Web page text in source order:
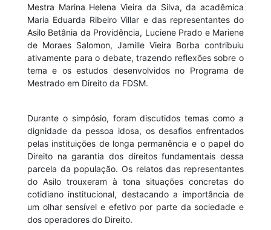
Mestra Marina Helena Vieira da Silva, da acadêmica
Maria Eduarda Ribeiro Villar e das representantes do
Asilo Betânia da Providência, Luciene Prado e Mariene
de Moraes Salomon, Jamille Vieira Borba contribuiu
ativamente para o debate, trazendo reflexões sobre o
tema e os estudos desenvolvidos no Programa de
Mestrado em Direito da FDSM.
Durante o simpósio, foram discutidos temas como a
dignidade da pessoa idosa, os desafios enfrentados
pelas instituições de longa permanência e o papel do
Direito na garantia dos direitos fundamentais dessa
parcela da população. Os relatos das representantes
do Asilo trouxeram à tona situações concretas do
cotidiano institucional, destacando a importância de
um olhar sensível e efetivo por parte da sociedade e
dos operadores do Direito.